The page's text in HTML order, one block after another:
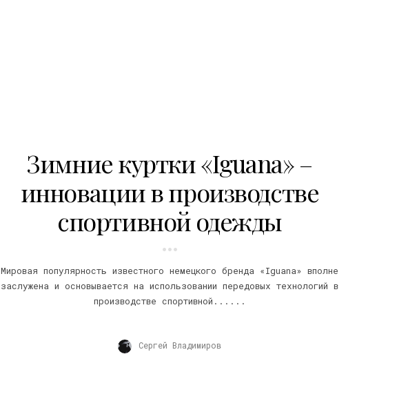
Зимние куртки «Iguana» –
инновации в производстве
спортивной одежды
Мировая популярность известного немецкого бренда «Iguana» вполне
заслужена и основывается на использовании передовых технологий в
производстве спортивной......
Сергей Владимиров